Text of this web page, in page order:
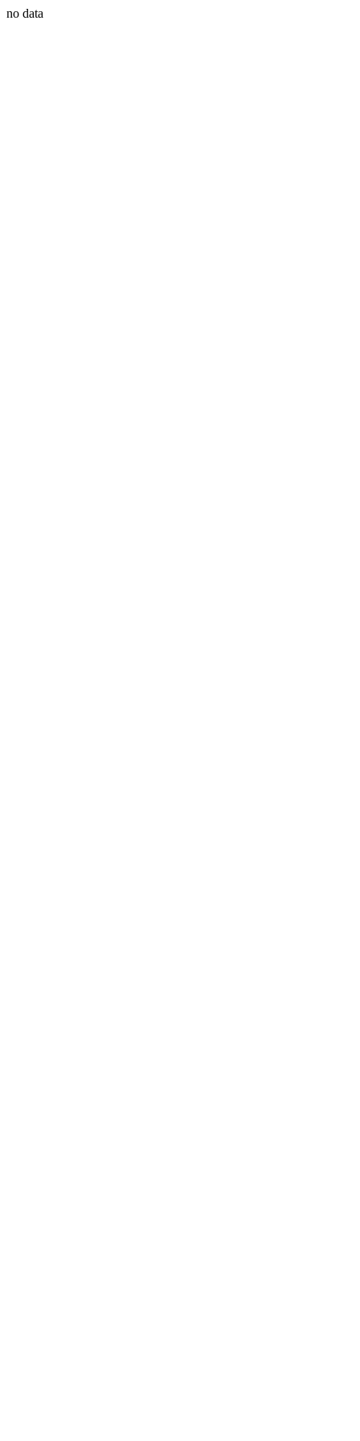
no data